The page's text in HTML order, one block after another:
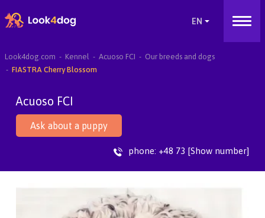
Look4dog.com Kennel Acuoso FCI
Our breeds and dogs
FIASTRA Cherry Blossom
Acuoso FCI
Ask about a puppy
phone: +48 73 [Show number]